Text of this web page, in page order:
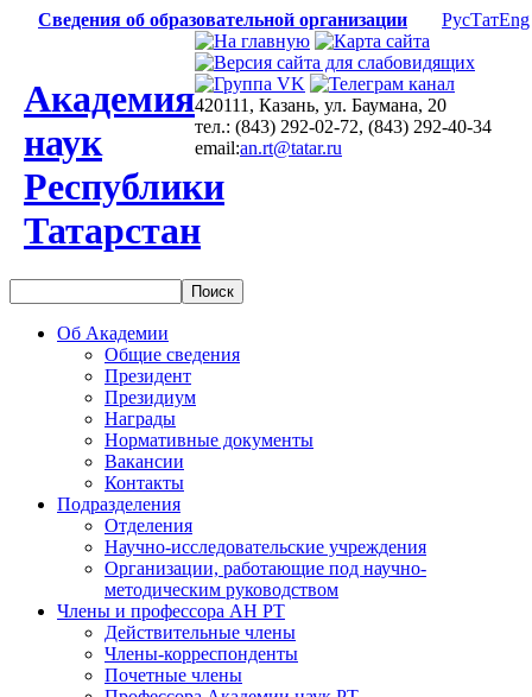
Сведения об образовательной организации РусТатEng
Академия
наук
Республики
Татарстан
420111, Казань, ул. Баумана, 20
тел.: (843) 292-02-72, (843) 292-40-34
email:an.rt@tatar.ru
Об Академии
Общие сведения
Президент
Президиум
Награды
Нормативные документы
Вакансии
Контакты
Подразделения
Отделения
Научно-исследовательские учреждения
Организации, работающие под научно-
методическим руководством
Члены и профессора АН РТ
Действительные члены
Члены-корреспонденты
Почетные члены